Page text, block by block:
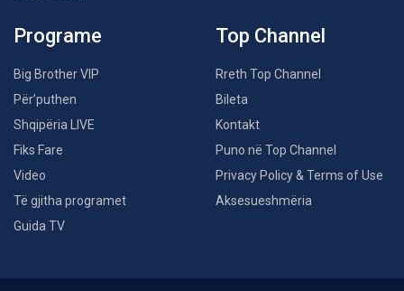
Programe
Big Brother VIP
Për’puthen
Shqipëria LIVE
Fiks Fare
Video
Të gjitha programet
Guida TV
Top Channel
Rreth Top Channel
Bileta
Kontakt
Puno në Top Channel
Privacy Policy & Terms of Use
Aksesueshmëria